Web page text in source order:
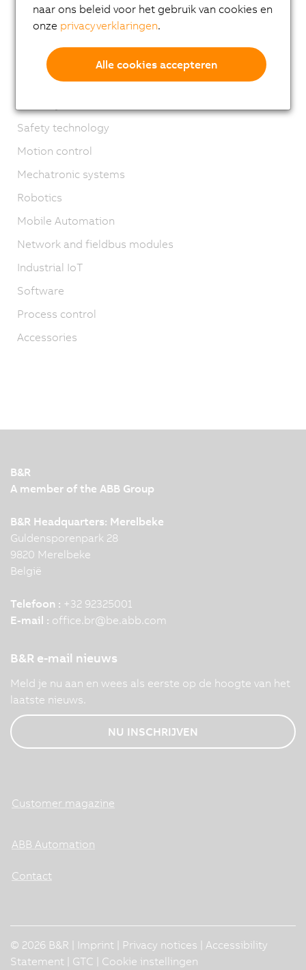
X20 System
Coated X20 systems
X67 System
XV System
Safety technology
Motion control
Mechatronic systems
Robotics
Mobile Automation
Network and fieldbus modules
Industrial IoT
Software
Process control
Accessories
B&R
A member of the ABB Group
B&R Headquarters: Merelbeke
Guldensporenpark 28
9820 Merelbeke
België
Telefoon : +32 92325001
E-mail : office.br@be.abb.com
B&R e-mail nieuws
Meld je nu aan en wees als eerste op de hoogte van het
laatste nieuws.
NU INSCHRIJVEN
Customer magazine
ABB Automation
Contact
© 2026 B&R | Imprint Privacy notices
Accessibility
Statement
GTC Cookie instellingen
naar ons beleid voor het gebruik van cookies en
onze privacyverklaringen.
Alle cookies accepteren